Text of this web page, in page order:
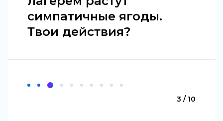
симпатичные ягоды.
Твои действия?
3 / 10